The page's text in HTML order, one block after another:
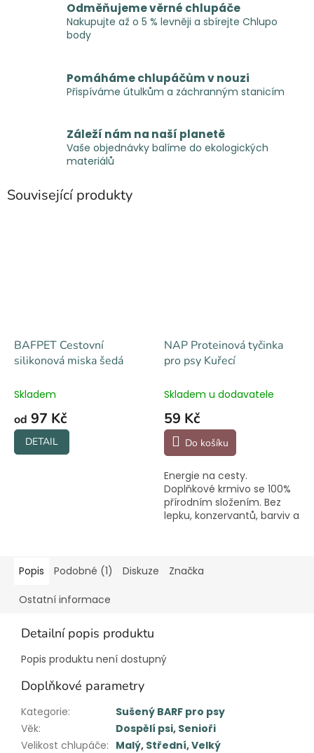
Odměňujeme věrné chlupáče
Nakupujte až o 5 % levněji a sbírejte Chlupo
body
Pomáháme chlupáčům v nouzi
Přispíváme útulkům a záchranným stanicím
Záleží nám na naší planetě
Vaše objednávky balíme do ekologických
materiálů
Související produkty
BAFPET Cestovní
silikonová miska šedá
Skladem
od 97 Kč
DETAIL
NAP Proteinová tyčinka
pro psy Kuřecí
Skladem u dodavatele
59 Kč
Do košíku
Energie na cesty.
Doplňkové krmivo se 100%
přírodním složením. Bez
lepku, konzervantů, barviv a
Popis Podobné (1) Diskuze Značka
Ostatní informace
Detailní popis produktu
Popis produktu není dostupný
Doplňkové parametry
Kategorie:
Sušený BARF pro psy
Věk: Dospělí psi, Senioři
Velikost chlupáče: Malý, Střední,Velký